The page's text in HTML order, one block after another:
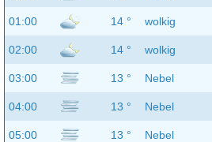
01:00 14 ° wolkig
02:00 14 ° wolkig
03:00 13 ° Nebel
04:00 13 ° Nebel
05:00 13 ° Nebel